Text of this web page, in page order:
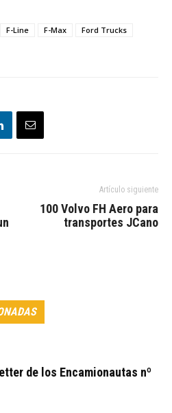
F-Line F-Max
Ford Trucks
Artículo siguiente
100 Volvo FH Aero para
transportes JCano
de los Encamionautas nº